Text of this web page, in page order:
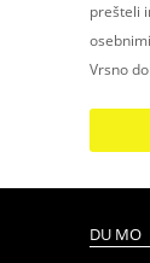
prešteli
Vrsno
DU MO